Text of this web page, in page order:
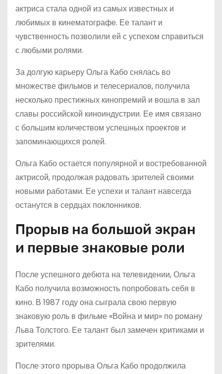
актриса стала одной из самых известных и
любимых в кинематографе. Ее талант и
чувственность позволили ей с успехом справиться
с любыми ролями.
За долгую карьеру Ольга Кабо снялась во
множестве фильмов и телесериалов, получила
несколько престижных кинопремий и вошла в зал
славы российской киноиндустрии. Ее имя связано
с большим количеством успешных проектов и
запоминающихся ролей.
Ольга Кабо остается популярной и востребованной
актрисой, продолжая радовать зрителей своими
новыми работами. Ее успехи и талант навсегда
останутся в сердцах поклонников.
Прорыв на большой экран
и первые знаковые роли
После успешного дебюта на телевидении, Ольга
Кабо получила возможность попробовать себя в
кино. В 1987 году она сыграла свою первую
знаковую роль в фильме «Война и мир» по роману
Льва Толстого. Ее талант был замечен критиками и
зрителями.
После этого прорыва Ольга Кабо продолжила